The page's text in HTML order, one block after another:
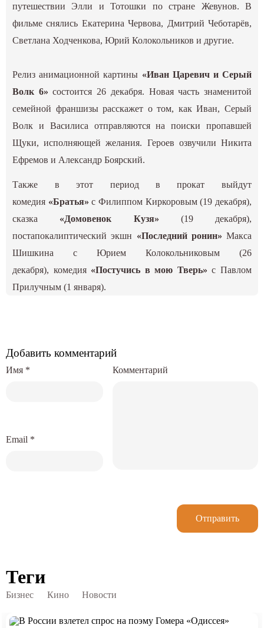
путешествии Элли и Тотошки по стране Жевунов. В
фильме снялись Екатерина Червова, Дмитрий Чеботарёв,
Светлана Ходченкова, Юрий Колокольников и другие.
Релиз анимационной картины «Иван Царевич и Серый
Волк 6» состоится 26 декабря. Новая часть знаменитой
семейной франшизы расскажет о том, как Иван, Серый
Волк и Василиса отправляются на поиски пропавшей
Щуки, исполняющей желания. Героев озвучили Никита
Ефремов и Александр Боярский.
Также в этот период в прокат выйдут
комедия «Братья»с Филиппом Киркоровым (19 декабря),
сказка «Домовенок Кузя» (19 декабря),
постапокалиптический экшн «Последний ронин» Макса
Шишкина с Юрием Колокольниковым (26
декабря), комедия «Постучись в мою Тверь» с Павлом
Прилучным (1 января).
Добавить комментарий
Комментарий
Имя *
Email *
Отправить
Теги
Бизнес Кино Новости